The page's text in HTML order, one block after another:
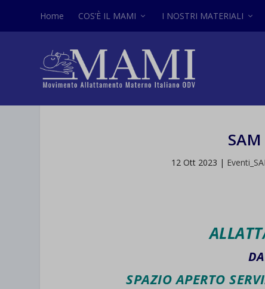
Home COS’È IL MAMI I NOSTRI MATERIALI
12 Ott 2023 |
SPAZIO APERTO